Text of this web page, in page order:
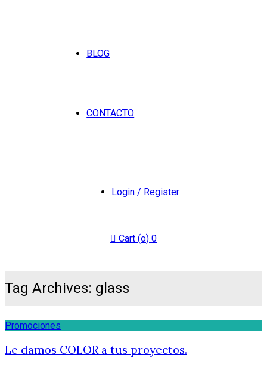
BLOG
CONTACTO
Login / Register
Cart (o) 0
Tag Archives: glass
Promociones
Le damos COLOR a tus proyectos.